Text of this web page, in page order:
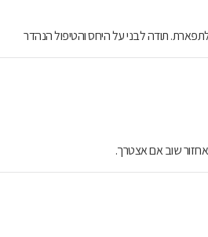
תודה לבני על היחס והטיפול הנהדר
שוב אם אצטרך.